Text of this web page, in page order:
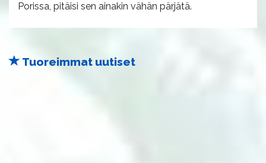
Porissa, pitäisi sen ainakin vähän pärjätä.
Tuoreimmat uutiset